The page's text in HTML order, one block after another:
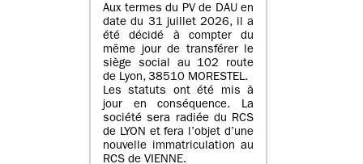
Aux termes du PV de DAU en
date du 31 juillet 2026, il a
été décidé à compter du
même jour de transférer le
siège social au 102 route
de Lyon, 38510 MORESTEL.
Les statuts ont été mis à
jour en conséquence. La
société sera radiée du RCS
de LYON et fera l’objet d’une
nouvelle immatriculation au
RCS de VIENNE.